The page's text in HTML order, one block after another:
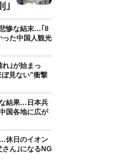
｣
惨な結末…｢8
った中国人観光
｣が始まっ
見ない"衝撃
結果…日本兵
国各地に広が
休日のイオン
ん｣になるNG